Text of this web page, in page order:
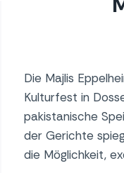
Die Majlis
Kulturfest in
pakistanische
der Gerichte
die Möglichkeit,